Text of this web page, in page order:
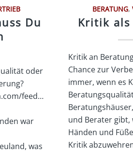
Du
oder
feed/update/
war
was
BERATUNG,
Kritik als
Kritik an
Chance zur
immer, wenn es
und Berater
Händen und
Kritik